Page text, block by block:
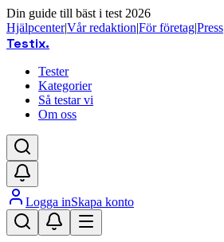
Din guide till bäst i test 2026
Hjälpcenter|Vår redaktion|För företag|Press
Testix.
Tester
Kategorier
Så testar vi
Om oss
Logga inSkapa konto